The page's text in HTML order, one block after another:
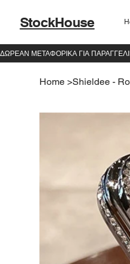
StockHouse
Home >Shieldee -